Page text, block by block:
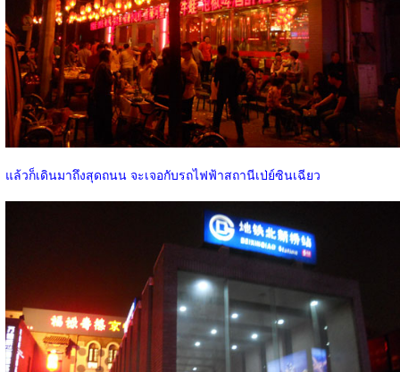
แล้วก็เดินมาถึงสุดถนน จะเจอกับรถไฟฟ้าสถานีเป่ย์ซินเฉียว